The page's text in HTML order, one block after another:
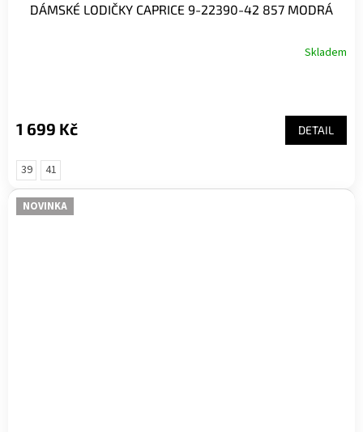
DÁMSKÉ LODIČKY CAPRICE 9-22390-42 857 MODRÁ
Skladem
1 699 Kč DETAIL
39 41
NOVINKA